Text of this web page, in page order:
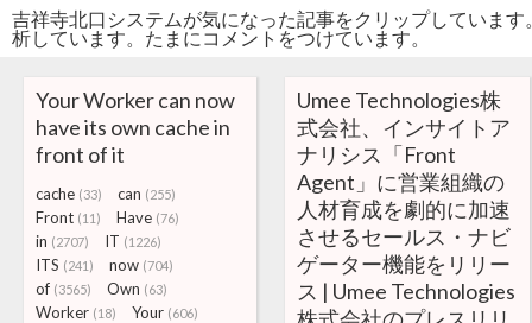
吉祥寺北口システムが気になった記事をクリップしていま
析しています。たまにコメントをつけています。
Your Worker can now
have its own cache in
front of it
cache (33) can (255)
Front (11) Have (76)
in (2707) IT (1226)
ITS (241) now (704)
of (3565) Own (63)
Worker (18) Your (606)
Umee Technologies株
式会社、インサイトア
ナリシス「Front
Agent」に営業組織の
人材育成を劇的に加速
させるセールス・ナビ
ゲーター機能をリリー
ス | Umee Technologies